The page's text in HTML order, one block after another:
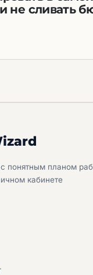
не сливать
с понятным планом
кабинете